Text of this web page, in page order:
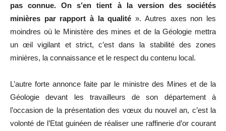
pas connue. On s’en tient à la version des sociétés
minières par rapport à la qualité ». Autres axes non les
moindres où le Ministère des mines et de la Géologie mettra
un œil vigilant et strict, c’est dans la stabilité des zones
minières, la connaissance et le respect du contenu local.
L’autre forte annonce faite par le ministre des Mines et de la
Géologie devant les travailleurs de son département à
l’occasion de la présentation des vœux du nouvel an, c’est la
volonté de l’Etat guinéen de réaliser une raffinerie d’or courant